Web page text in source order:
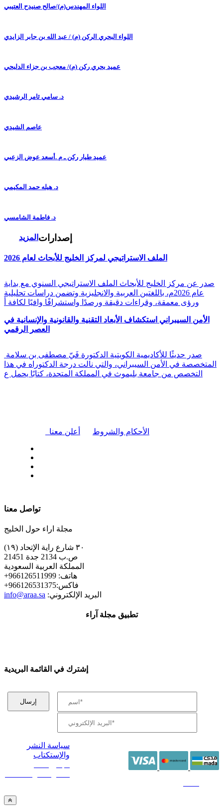
اللواء المهندس(م)/صالح صنيدح العتيبي
اللواء البحري الركن (م) / عبد الله بن جابر الزايدي
عميد بحري ركن (م)/ معجب بن جزاء الدلبحي
د. سامي ثامر الرشيدي
عاصم الشيدي
عميد طيار ركن ـ م .أسعد عوض الزعبي
د. هيله حمد المكيمي
د. فاطمة الشامسي
المزيد إصدارات
الملف الاستراتيجي لمركز الخليج للأبحاث لعام 2026
صدر عن مركز الخليج للأبحاث الملف الاستراتيجي السنوي مع بداية
عام 2026م، باللغتين العربية والانجليزية وتضمن دراسات تحليلية
ورؤى معمقة، وقراءات دقيقة ورصدًا واستشرافًا وافيًا لكافة أ
الأمن السيبراني استكشاف الأبعاد التقنية والقانونية والإنسانية في
العصر الرقمي
المتخصصة في الأمن السيبراني، والتي نالت درجة الدكتوراه في هذا
التخصص من جامعة بليموث في المملكة المتحدة، كتابًا يحمل ع
أعلن معنا الأحكام والشروط
تواصل معنا
مجلة اراء حول الخليج
٣٠ شارع راية الإتحاد (١٩)
ص.ب 2134 جدة 21451
المملكة العربية السعودية
+هاتف: 966126511999
+فاكس:966126531375
info@araa.sa :البريد الإلكتروني
تطبيق مجلة آراء
إشترك في القائمة البريدية
سياسة النشر
والإستكتاب